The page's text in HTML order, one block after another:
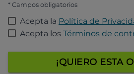
* Campos obligatorios
Acepta la Política de
Acepta los Términos de
¡QUIERO ESTA